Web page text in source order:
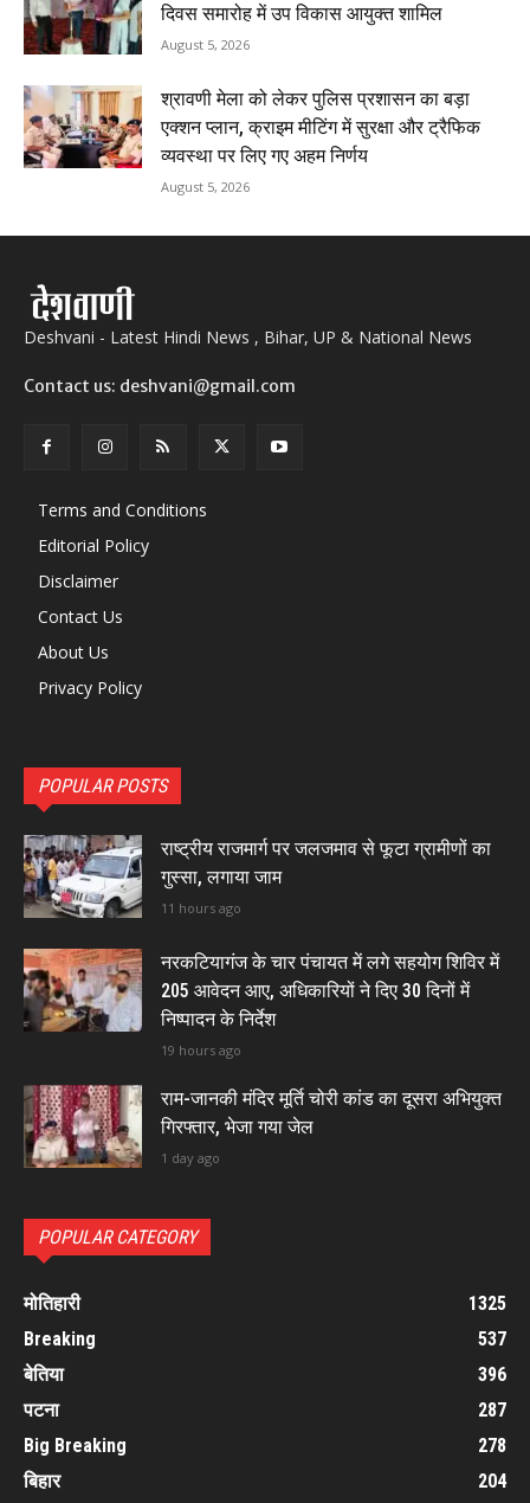
दिवस समारोह में उप विकास आयुक्त शामिल
August 5, 2026
श्रावणी मेला को लेकर पुलिस प्रशासन का बड़ा
एक्शन प्लान, क्राइम मीटिंग में सुरक्षा और ट्रैफिक
व्यवस्था पर लिए गए अहम निर्णय
August 5, 2026
Deshvani - Latest Hindi News , Bihar, UP & National News
Contact us: deshvani@gmail.com
Terms and Conditions
Editorial Policy
Disclaimer
Contact Us
About Us
Privacy Policy
POPULAR POSTS
राष्ट्रीय राजमार्ग पर जलजमाव से फूटा ग्रामीणों का
गुस्सा, लगाया जाम
11 hours ago
नरकटियागंज के चार पंचायत में लगे सहयोग शिविर में
205 आवेदन आए, अधिकारियों ने दिए 30 दिनों में
निष्पादन के निर्देश
19 hours ago
राम-जानकी मंदिर मूर्ति चोरी कांड का दूसरा अभियुक्त
गिरफ्तार, भेजा गया जेल
1 day ago
POPULAR CATEGORY
मोतिहारी
1325
Breaking
537
बेतिया
396
पटना
287
Big Breaking
278
बिहार
204